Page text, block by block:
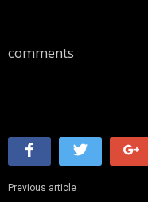
comments
Previous article